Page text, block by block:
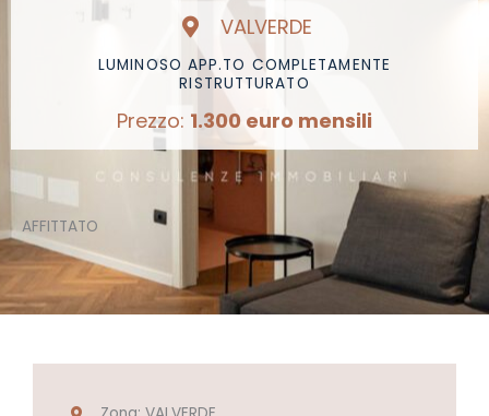
VALVERDE
LUMINOSO APP.TO COMPLETAMENTE
RISTRUTTURATO
Prezzo: 1.300 euro mensili
AFFITTATO